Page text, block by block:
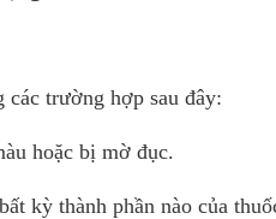
các trường hợp sau đây:
hoặc bị mờ đục.
kỳ thành phần nào của